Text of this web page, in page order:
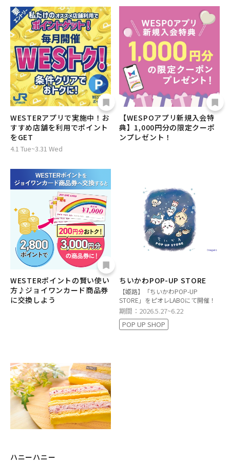
WESTERアプリで実施中！お
すすめ店舗を利用でポイント
をGET
4.1 Tue~3.31 Wed
【WESPOアプリ新規入会特
典】1,000円分の限定クーポ
ンプレゼント！
WESTERポイントの賢い使い
方♪ジョイワンカード商品券
に交換しよう
ちいかわPOP-UP STORE
【姫路】「ちいかわPOP-UP
STORE」をピオレLABOにて開催！
期間：2026.5.27~6.22
POP UP SHOP
ハニーハニー